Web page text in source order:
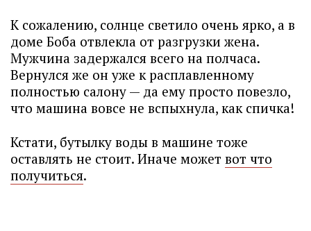
К сожалению, солнце светило очень ярко, а в
доме Боба отвлекла от разгрузки жена.
Мужчина задержался всего на полчаса.
Вернулся же он уже к расплавленному
полностью салону — да ему просто повезло,
что машина вовсе не вспыхнула, как спичка!
Кстати, бутылку воды в машине тоже
оставлять не стоит. Иначе может вот что
получиться.